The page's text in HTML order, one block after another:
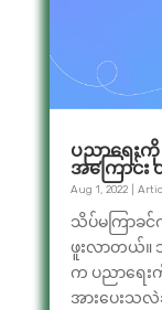
ပညာရေး
အကြောင်း
Aug 1, 2022|
သိပ်မကြာခ
ဖူးလာတယ်။
က ပညာရေး
အားပေးသ